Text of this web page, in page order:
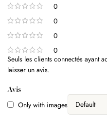
0
0
0
0
Avis
Only with images
Seuls les clients connectés ayant
laisser un avis.